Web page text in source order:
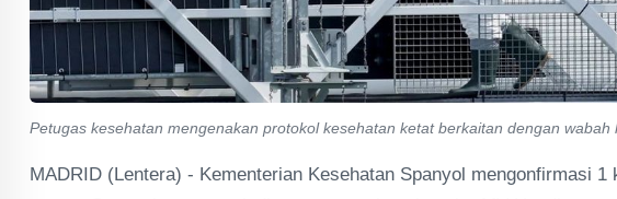
Petugas kesehatan mengenakan protokol kesehatan ketat berkaitan dengan wabah
MADRID (Lentera) - Kementerian Kesehatan Spanyol mengonfirmasi